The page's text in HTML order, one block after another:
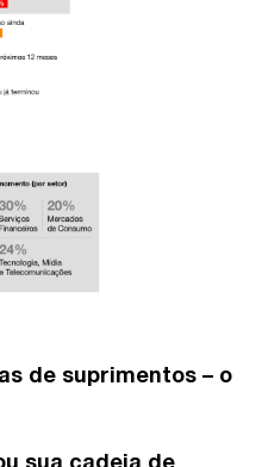
de suprimentos – o
sua cadeia de